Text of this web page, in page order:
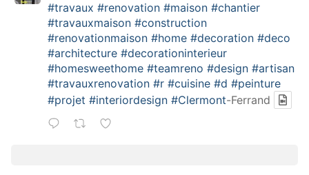
#travaux #renovation #maison #chantier
#travauxmaison #construction
#renovationmaison #home #decoration #deco
#architecture #decorationinterieur
#homesweethome #teamreno #design #artisan
#travauxrenovation #r #cuisine #d #peinture
#projet #interiordesign #Clermont-Ferrand